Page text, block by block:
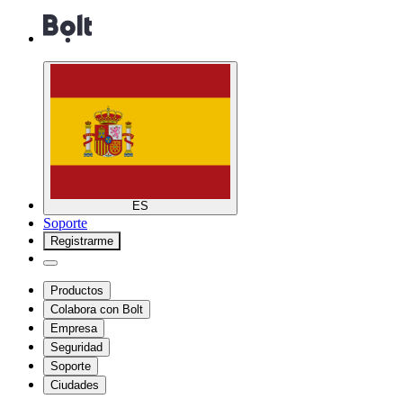
ES
Soporte
Registrarme
Productos
Colabora con Bolt
Empresa
Seguridad
Soporte
Ciudades